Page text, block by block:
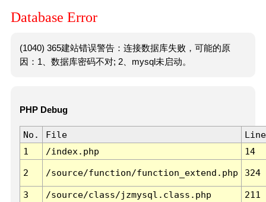
Database Error
(1040) 365建站错误警告：连接数据库失败，可能的原
因：1、数据库密码不对; 2、mysql未启动。
PHP Debug
No. File
Line
1
/index.php 14
2 /source/function/function_extend.php 324
3 /source/class/jzmysql.class.php
211